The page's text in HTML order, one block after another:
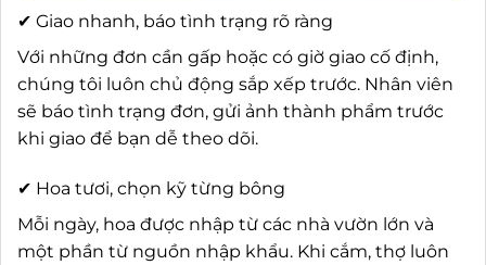
✔ Giao nhanh, báo tình trạng rõ ràng
Với những đơn cần gấp hoặc có giờ giao cố định,
chúng tôi luôn chủ động sắp xếp trước. Nhân viên
sẽ báo tình trạng đơn, gửi ảnh thành phẩm trước
khi giao để bạn dễ theo dõi.
✔ Hoa tươi, chọn kỹ từng bông
Mỗi ngày, hoa được nhập từ các nhà vườn lớn và
một phần từ nguồn nhập khẩu. Khi cắm, thợ luôn